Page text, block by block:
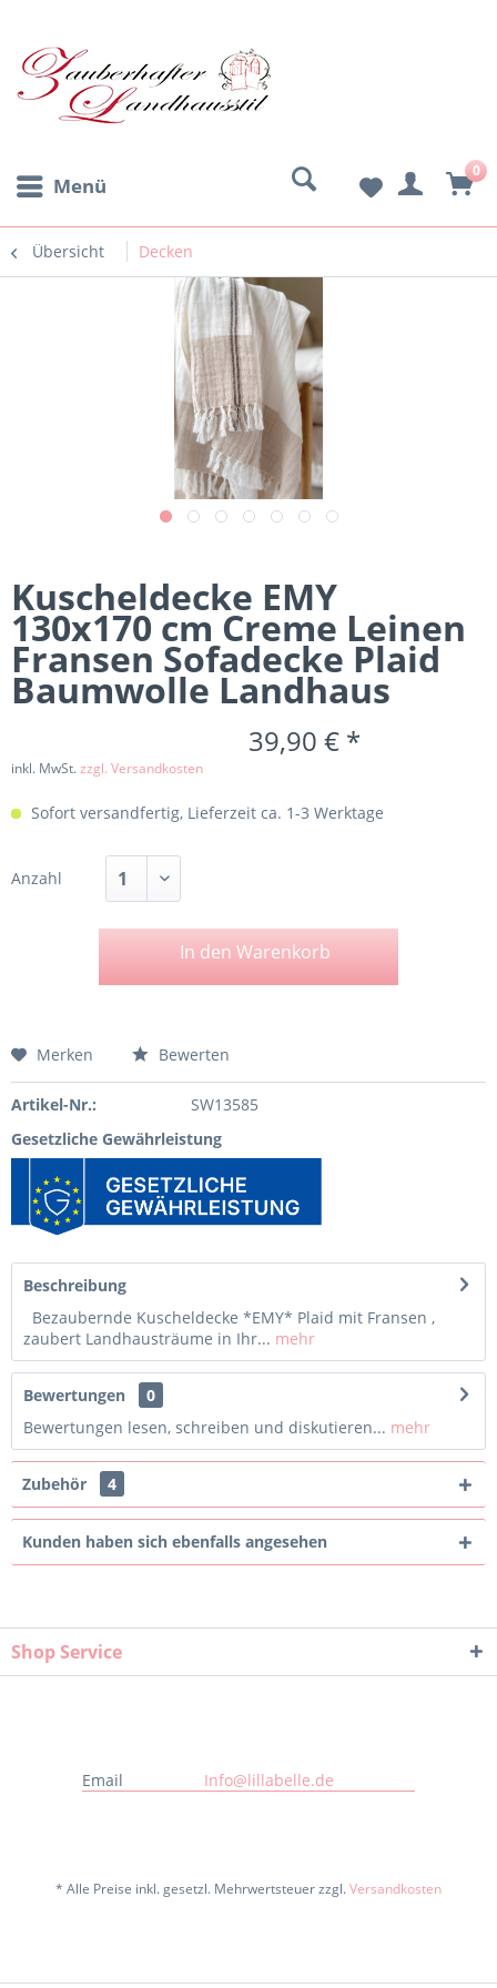
Menü
0
Übersicht Decken
Kuscheldecke EMY
130x170 cm Creme Leinen
Fransen Sofadecke Plaid
Baumwolle Landhaus
39,90 € *
inkl. MwSt.zzgl. Versandkosten
Sofort versandfertig, Lieferzeit ca. 1-3 Werktage
Anzahl
In den Warenkorb
Merken Bewerten
Artikel-Nr.:
SW13585
Gesetzliche Gewährleistung
Beschreibung
Bezaubernde Kuscheldecke *EMY* Plaid mit Fransen ,
zaubert Landhausträume in Ihr... mehr
Bewertungen
0
Bewertungen lesen, schreiben und diskutieren... mehr
Zubehör 4
Kunden haben sich ebenfalls angesehen
Shop Service
Email Info@lillabelle.de
* Alle Preise inkl. gesetzl. Mehrwertsteuer zzgl.Versandkosten